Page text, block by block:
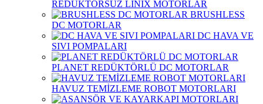
REDÜKTÖRSÜZ LINIX MOTORLAR
BRUSHLESS
DC MOTORLAR
DC HAVA VE
SIVI POMPALARI
PLANET REDÜKTÖRLÜ DC MOTORLAR
HAVUZ TEMİZLEME ROBOT MOTORLARI